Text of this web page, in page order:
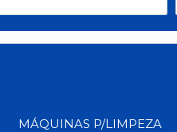
MÁQUINAS P/LIMPEZA